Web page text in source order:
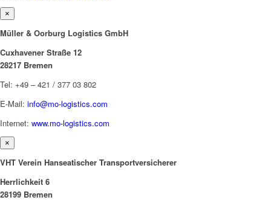
×
Müller & Oorburg Logistics GmbH
Cuxhavener Straße 12
28217 Bremen
Tel: +49 – 421 / 377 03 802
E-Mail: info@mo-logistics.com
Internet: www.mo-logistics.com
×
VHT Verein Hanseatischer Transportversicherer
Herrlichkeit 6
28199 Bremen